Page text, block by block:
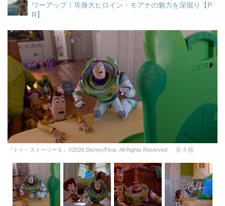
ワーアップ！等身大ヒロイン・モアナの魅力を深掘り【P
R】
『トイ・ストーリー５』©2026 Disney/Pixar. All Rights Reserved. 全 4 枚